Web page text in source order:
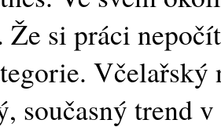
Že si práci
Včelařský
současný trend